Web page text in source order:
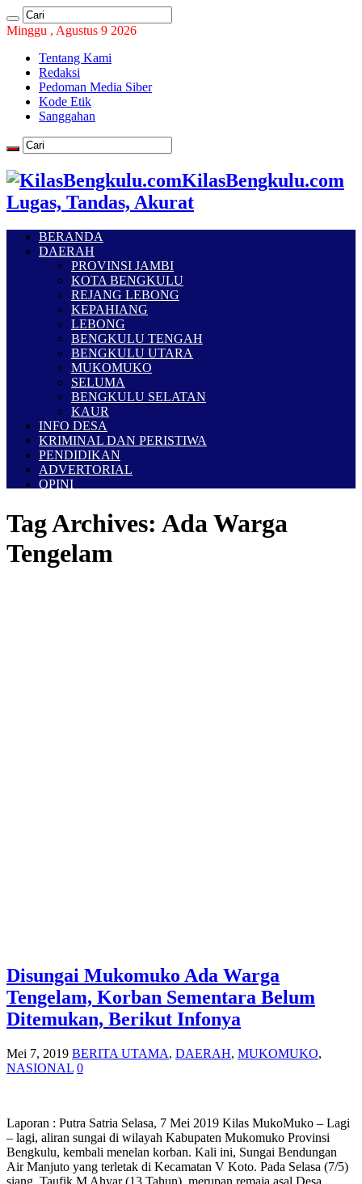
Minggu , Agustus 9 2026
Tentang Kami
Redaksi
Pedoman Media Siber
Kode Etik
Sanggahan
KilasBengkulu.com
Lugas, Tandas, Akurat
BERANDA
DAERAH
PROVINSI JAMBI
KOTA BENGKULU
REJANG LEBONG
KEPAHIANG
LEBONG
BENGKULU TENGAH
BENGKULU UTARA
MUKOMUKO
SELUMA
BENGKULU SELATAN
KAUR
INFO DESA
KRIMINAL DAN PERISTIWA
PENDIDIKAN
ADVERTORIAL
OPINI
Tag Archives: Ada Warga
Tengelam
Disungai Mukomuko Ada Warga
Tengelam, Korban Sementara Belum
Ditemukan, Berikut Infonya
Mei 7, 2019 BERITA UTAMA, DAERAH, MUKOMUKO,
NASIONAL 0
Laporan : Putra Satria Selasa, 7 Mei 2019 Kilas MukoMuko – Lagi
– lagi, aliran sungai di wilayah Kabupaten Mukomuko Provinsi
Bengkulu, kembali menelan korban. Kali ini, Sungai Bendungan
Air Manjuto yang terletak di Kecamatan V Koto. Pada Selasa (7/5)
siang, Taufik M Ahyar (13 Tahun), merupan remaja asal Desa …